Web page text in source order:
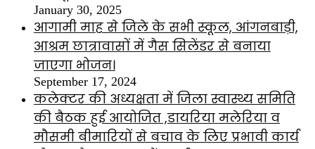
January 30, 2025
आगामी माह से जिले के सभी स्कूल, आंगनबाड़ी,
आश्रम छात्रावासों में गैस सिलेंडर से बनाया
जाएगा भोजन।
September 17, 2024
कलेक्टर की अध्यक्षता में जिला स्वास्थ्य समिति
की बैठक हुई आयोजित ,डायरिया मलेरिया व
मौसमी बीमारियों से बचाव के लिए प्रभावी कार्य